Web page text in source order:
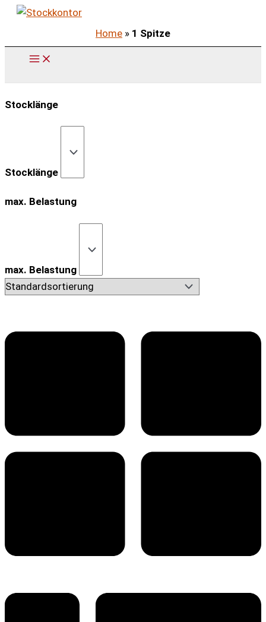
Zum
springen
Home » 1 Spitze
Stocklänge
Stocklänge
max. Belastung
max. Belastung